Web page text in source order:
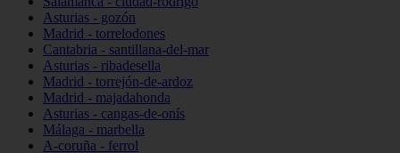
Asturias - gozón
Madrid - torrelodones
Cantabria - santillana-del-mar
Asturias - ribadesella
Madrid - torrejón-de-ardoz
Madrid - majadahonda
Asturias - cangas-de-onís
Málaga - marbella
A-coruña - ferrol